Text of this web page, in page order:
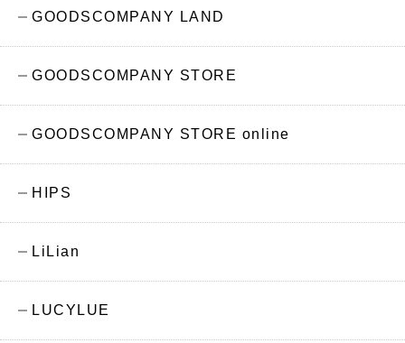
GOODSCOMPANY LAND
GOODSCOMPANY STORE
GOODSCOMPANY STORE online
HIPS
LiLian
LUCYLUE